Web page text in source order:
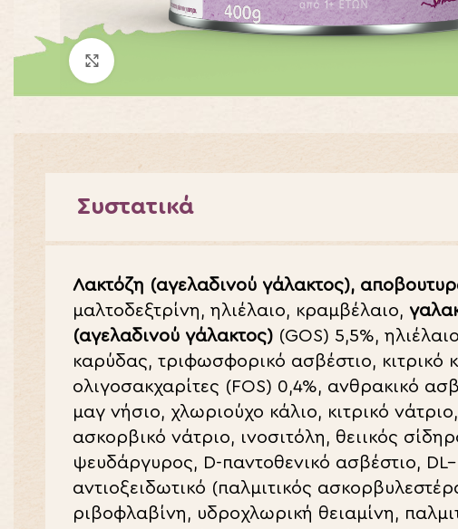
Συστατικά
Λακτόζη (αγελαδινού γάλακτος),
μαλτοδεξτρίνη, ηλιέλαιο, κραμβέλαιο,
(αγελαδινού γάλακτος) (GOS) 5,5%,
καρύδας, τριφωσφορικό ασβέστιο, κιτρικό
ολιγοσακχαρίτες (FOS) 0,4%, ανθρακικό
μαγ νήσιο, χλωριούχο κάλιο, κιτρικό νάτριο,
ασκορβικό νάτριο, ινοσιτόλη, θειικός
ψευδάργυρος, D-παντοθενικό ασβέστιο, DL
αντιοξειδωτικό (παλμιτικός
ριβοφλαβίνη, υδροχλωρική θειαμίνη,